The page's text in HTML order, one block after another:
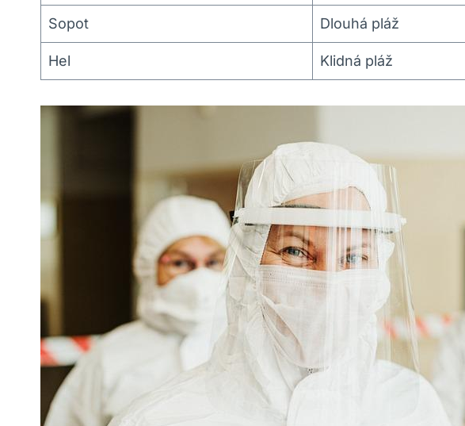
Sopot Dlouhá pláž
Hel Klidná pláž